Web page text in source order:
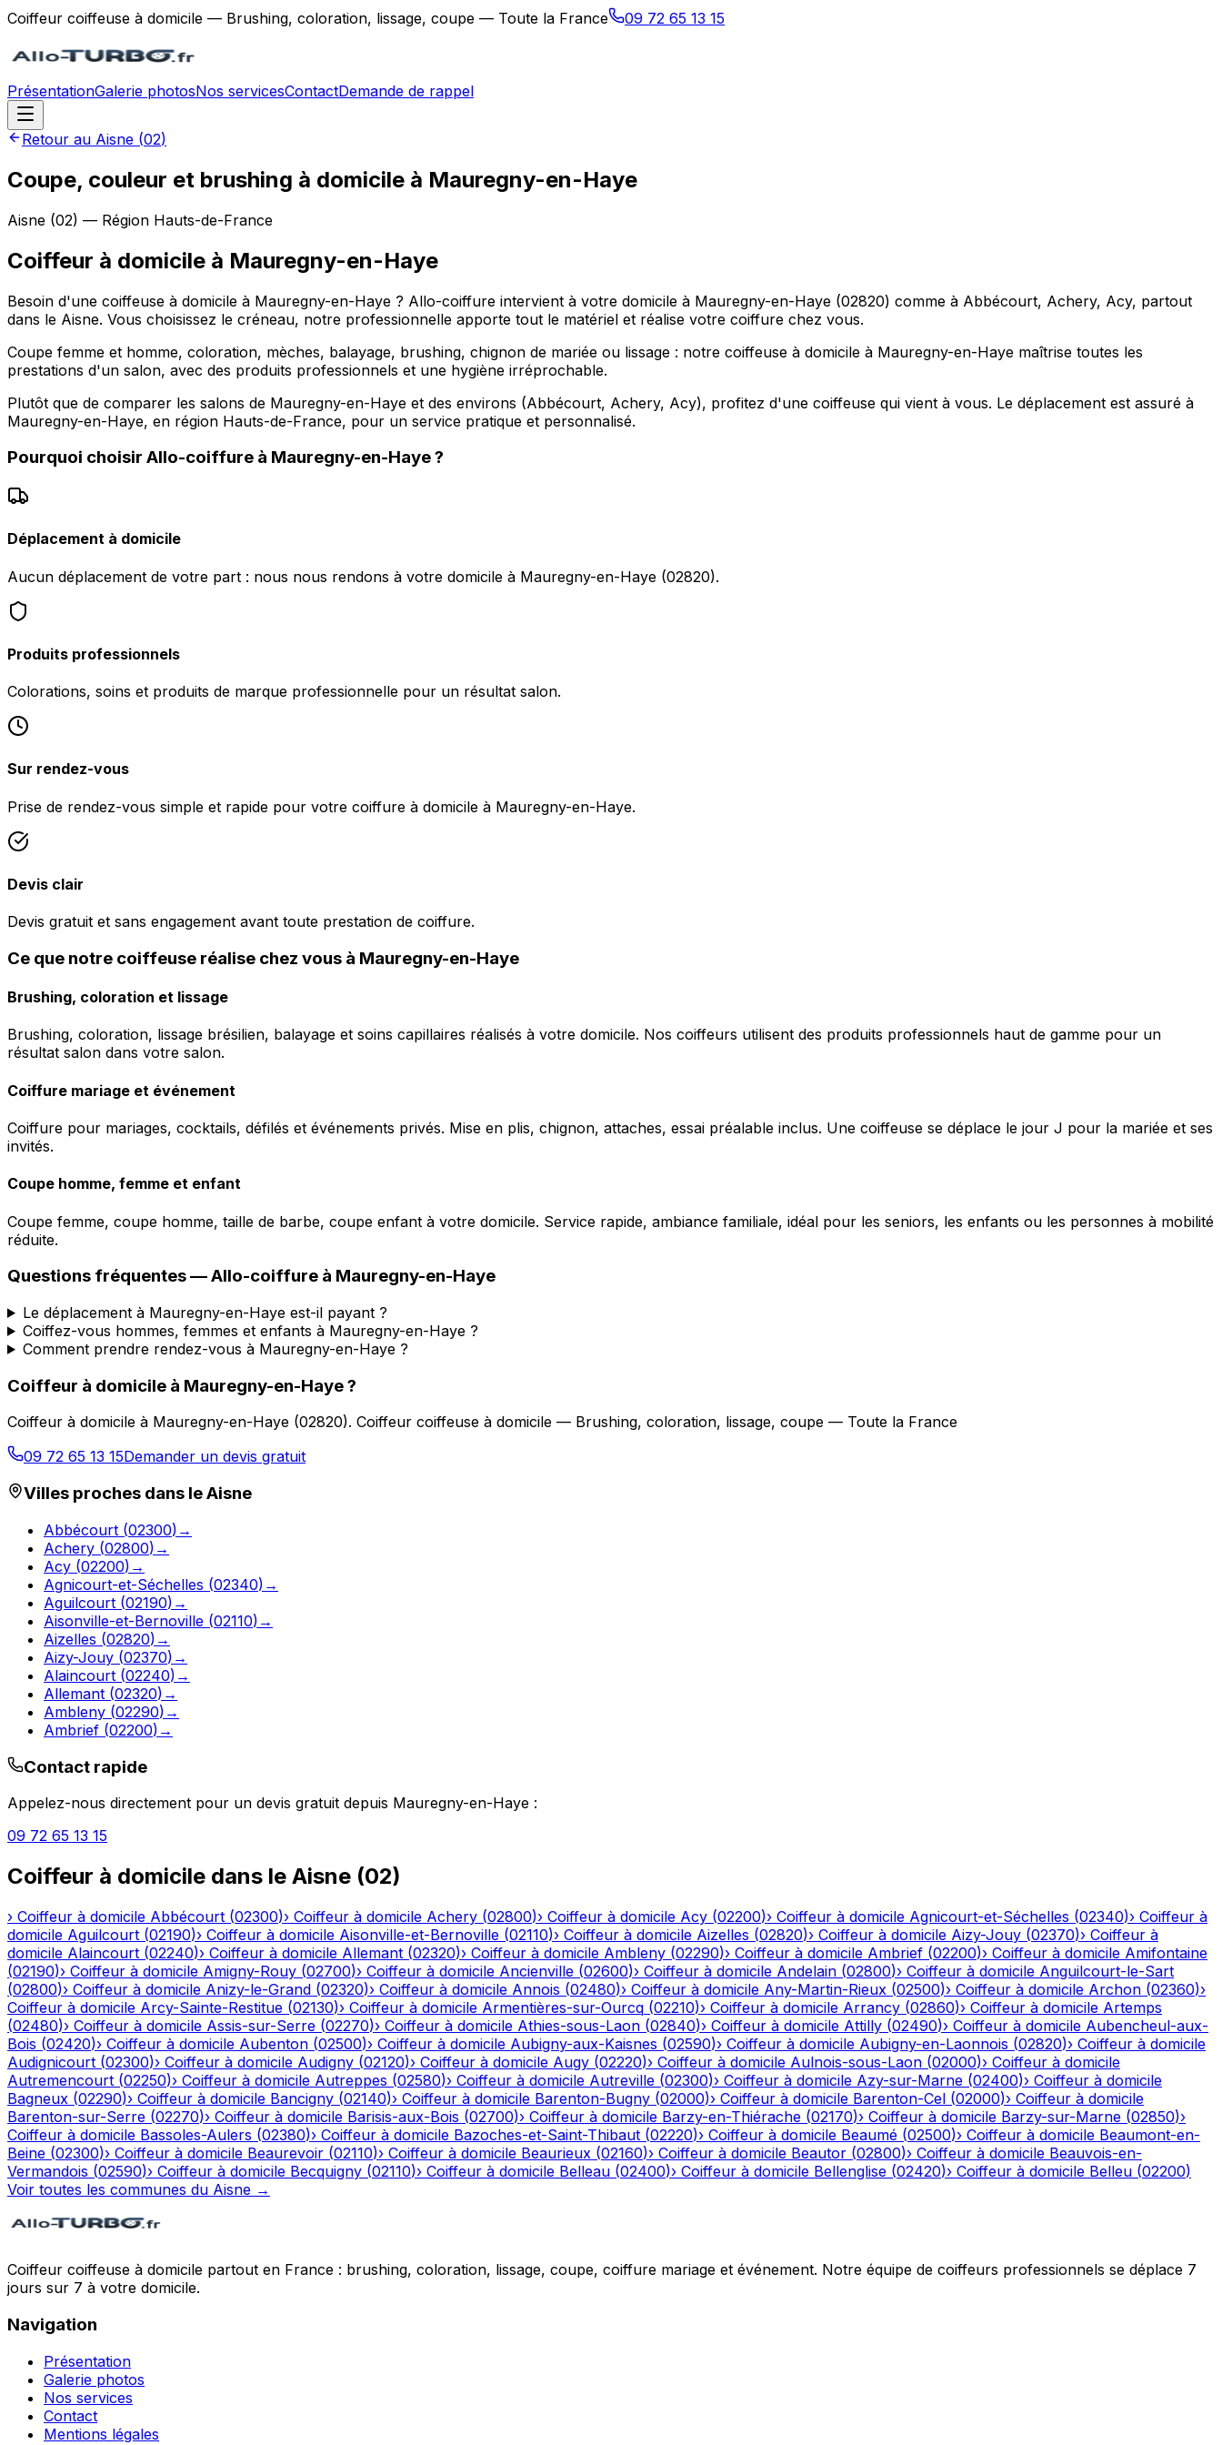
Coiffeur coiffeuse à domicile — Brushing, coloration, lissage, coupe — Toute la France 09 72 65 13 15
PrésentationGalerie photosNos servicesContactDemande de rappel
Retour au Aisne (02)
Coupe, couleur et brushing à domicile à Mauregny-en-Haye
Aisne (02) — Région Hauts-de-France
Coiffeur à domicile à Mauregny-en-Haye
Besoin d'une coiffeuse à domicile à Mauregny-en-Haye ? Allo-coiffure intervient à votre domicile à Mauregny-en-Haye (02820) comme à Abbécourt, Achery, Acy, partout
dans le Aisne. Vous choisissez le créneau, notre professionnelle apporte tout le matériel et réalise votre coiffure chez vous.
Coupe femme et homme, coloration, mèches, balayage, brushing, chignon de mariée ou lissage : notre coiffeuse à domicile à Mauregny-en-Haye maîtrise toutes les
prestations d'un salon, avec des produits professionnels et une hygiène irréprochable.
Plutôt que de comparer les salons de Mauregny-en-Haye et des environs (Abbécourt, Achery, Acy), profitez d'une coiffeuse qui vient à vous. Le déplacement est assuré à
Mauregny-en-Haye, en région Hauts-de-France, pour un service pratique et personnalisé.
Pourquoi choisir Allo-coiffure à Mauregny-en-Haye?
Déplacement à domicile
Aucun déplacement de votre part : nous nous rendons à votre domicile à Mauregny-en-Haye (02820).
Produits professionnels
Colorations, soins et produits de marque professionnelle pour un résultat salon.
Sur rendez-vous
Prise de rendez-vous simple et rapide pour votre coiffure à domicile à Mauregny-en-Haye.
Devis clair
Devis gratuit et sans engagement avant toute prestation de coiffure.
Ce que notre coiffeuse réalise chez vous à Mauregny-en-Haye
Brushing, coloration et lissage
Brushing, coloration, lissage brésilien, balayage et soins capillaires réalisés à votre domicile. Nos coiffeurs utilisent des produits professionnels haut de gamme pour un
résultat salon dans votre salon.
Coiffure mariage et événement
Coiffure pour mariages, cocktails, défilés et événements privés. Mise en plis, chignon, attaches, essai préalable inclus. Une coiffeuse se déplace le jour J pour la mariée et ses
invités.
Coupe homme, femme et enfant
Coupe femme, coupe homme, taille de barbe, coupe enfant à votre domicile. Service rapide, ambiance familiale, idéal pour les seniors, les enfants ou les personnes à mobilité
réduite.
Questions fréquentes —Allo-coiffure à Mauregny-en-Haye
Le déplacement à Mauregny-en-Haye est-il payant ?
Coiffez-vous hommes, femmes et enfants à Mauregny-en-Haye ?
Comment prendre rendez-vous à Mauregny-en-Haye ?
Coiffeur à domicile à Mauregny-en-Haye?
Coiffeur à domicile à Mauregny-en-Haye (02820). Coiffeur coiffeuse à domicile — Brushing, coloration, lissage, coupe — Toute la France
09 72 65 13 15Demander un devis gratuit
Villes proches dans leAisne
Abbécourt (02300) →
Achery (02800) →
Acy (02200) →
Agnicourt-et-Séchelles (02340) →
Aguilcourt (02190) →
Aisonville-et-Bernoville (02110) →
Aizelles (02820) →
Aizy-Jouy (02370) →
Alaincourt (02240) →
Allemant (02320) →
Ambleny (02290) →
Ambrief (02200) →
Contact rapide
Appelez-nous directement pour un devis gratuit depuis Mauregny-en-Haye :
09 72 65 13 15
Coiffeur à domicile dans le Aisne (02)
› Coiffeur à domicile Abbécourt (02300)› Coiffeur à domicile Achery (02800)› Coiffeur à domicile Acy (02200)› Coiffeur à domicile Agnicourt-et-Séchelles (02340)› Coiffeur à
domicile Aguilcourt (02190)› Coiffeur à domicile Aisonville-et-Bernoville (02110)› Coiffeur à domicile Aizelles (02820)› Coiffeur à domicile Aizy-Jouy (02370)› Coiffeur à
domicile Alaincourt (02240)› Coiffeur à domicile Allemant (02320)› Coiffeur à domicile Ambleny (02290)› Coiffeur à domicile Ambrief (02200)› Coiffeur à domicile Amifontaine
(02190)› Coiffeur à domicile Amigny-Rouy (02700)› Coiffeur à domicile Ancienville (02600)› Coiffeur à domicile Andelain (02800)› Coiffeur à domicile Anguilcourt-le-Sart
(02800)› Coiffeur à domicile Anizy-le-Grand (02320)› Coiffeur à domicile Annois (02480)› Coiffeur à domicile Any-Martin-Rieux (02500)› Coiffeur à domicile Archon (02360)›
Coiffeur à domicile Arcy-Sainte-Restitue (02130)› Coiffeur à domicile Armentières-sur-Ourcq (02210)› Coiffeur à domicile Arrancy (02860)› Coiffeur à domicile Artemps
(02480)› Coiffeur à domicile Assis-sur-Serre (02270)› Coiffeur à domicile Athies-sous-Laon (02840)› Coiffeur à domicile Attilly (02490)› Coiffeur à domicile Aubencheul-aux-
Bois (02420)› Coiffeur à domicile Aubenton (02500)› Coiffeur à domicile Aubigny-aux-Kaisnes (02590)› Coiffeur à domicile Aubigny-en-Laonnois (02820)› Coiffeur à domicile
Audignicourt (02300)› Coiffeur à domicile Audigny (02120)› Coiffeur à domicile Augy (02220)› Coiffeur à domicile Aulnois-sous-Laon (02000)› Coiffeur à domicile
Autremencourt (02250)› Coiffeur à domicile Autreppes (02580)› Coiffeur à domicile Autreville (02300)› Coiffeur à domicile Azy-sur-Marne (02400)› Coiffeur à domicile
Bagneux (02290)› Coiffeur à domicile Bancigny (02140)› Coiffeur à domicile Barenton-Bugny (02000)› Coiffeur à domicile Barenton-Cel (02000)› Coiffeur à domicile
Barenton-sur-Serre (02270)› Coiffeur à domicile Barisis-aux-Bois (02700)› Coiffeur à domicile Barzy-en-Thiérache (02170)› Coiffeur à domicile Barzy-sur-Marne (02850)›
Coiffeur à domicile Bassoles-Aulers (02380)› Coiffeur à domicile Bazoches-et-Saint-Thibaut (02220)› Coiffeur à domicile Beaumé (02500)› Coiffeur à domicile Beaumont-en-
Beine (02300)› Coiffeur à domicile Beaurevoir (02110)› Coiffeur à domicile Beaurieux (02160)› Coiffeur à domicile Beautor (02800)› Coiffeur à domicile Beauvois-en-
Vermandois (02590)› Coiffeur à domicile Becquigny (02110)› Coiffeur à domicile Belleau (02400)› Coiffeur à domicile Bellenglise (02420)› Coiffeur à domicile Belleu (02200)
Voir toutes les communes du Aisne →
Coiffeur coiffeuse à domicile partout en France : brushing, coloration, lissage, coupe, coiffure mariage et événement. Notre équipe de coiffeurs professionnels se déplace 7
jours sur 7 à votre domicile.
Navigation
Présentation
Galerie photos
Nos services
Contact
Mentions légales